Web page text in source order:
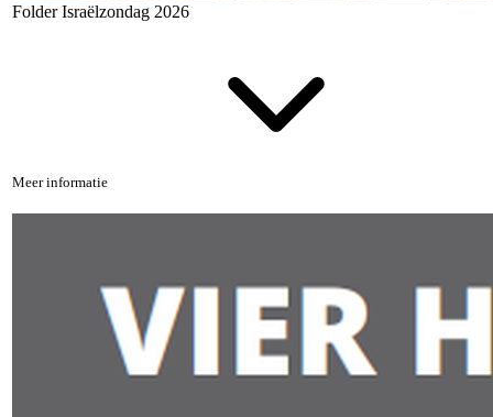
Folder Israëlzondag 2026
Meer informatie